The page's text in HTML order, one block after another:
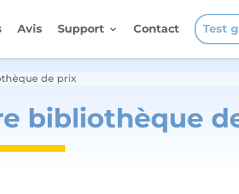
Avis Support Contact Test
de prix
bibliothèque